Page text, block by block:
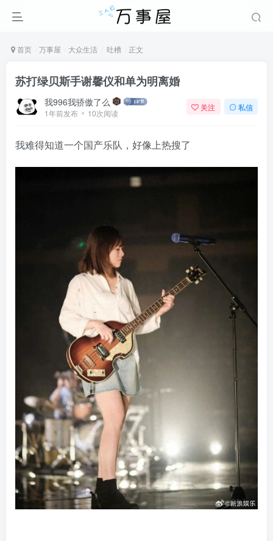
首页 万事屋 大众生活 吐槽 正文
苏打绿贝斯手谢馨仪和单为明离婚
我996我骄傲了么
1年前发布 10次阅读
关注 私信
我难得知道一个国产乐队，好像上热搜了